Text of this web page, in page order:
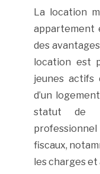
La location
appartement
des
location est
jeunes actifs
d’un
statut de
fiscaux,
les charges et